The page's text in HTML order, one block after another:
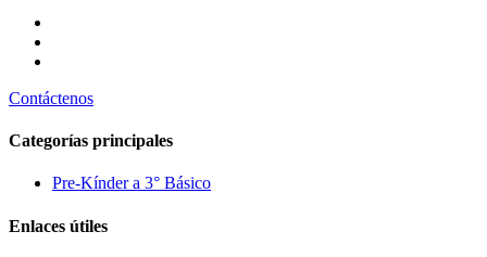
Contáctenos
Categorías principales
Pre-Kínder a 3° Básico
Enlaces útiles